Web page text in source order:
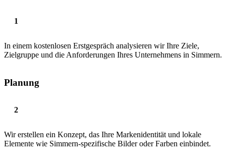
In einem kostenlosen Erstgespräch analysieren wir Ihre Ziele,
Zielgruppe und die Anforderungen Ihres Unternehmens in Simmern.
Planung
Wir erstellen ein Konzept, das Ihre Markenidentität und lokale
Elemente wie Simmern-spezifische Bilder oder Farben einbindet.